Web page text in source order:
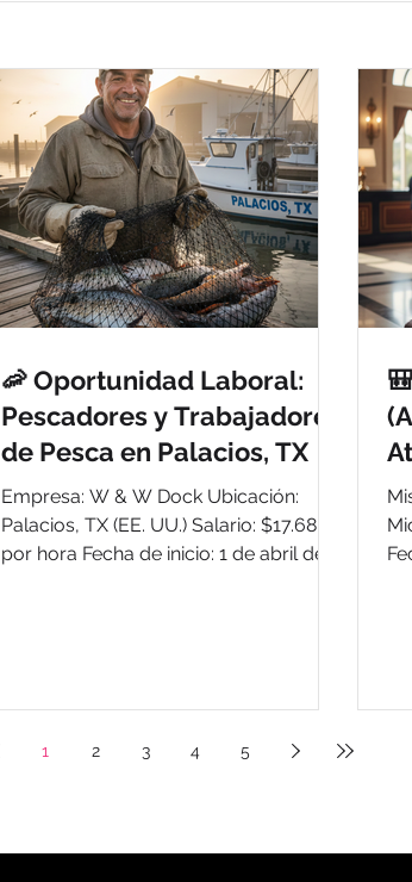
🦐 Oportunidad Laboral:
Pescadores y Trabajadores
de Pesca en Palacios, TX
Empresa: W & W Dock Ubicación:
Palacios, TX (EE. UU.) Salario: $17.68
por hora Fecha de inicio: 1 de abril de
la zona del Golfo de México. Las
1 2 3 4 5